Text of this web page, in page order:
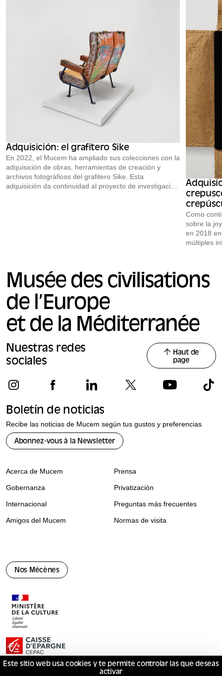
Adquisición: el grafitero Sike
En 2022, el Mucem ha ampliado sus colecciones con la
adquisición de obras, herramientas de creación y
archivos fotográficos del grafitero Sike. Esta
adquisición da continuidad al proyecto de investigación
Como
sobre la
en 2018
múltiples
Musée des civilisations
de l’Europe
et de la Méditerranée
Nuestras redes
sociales
Haut de
page
Boletín de noticias
Recibe las noticias de Mucem según tus gustos y preferencias
Abonnez-vous à la Newsletter
Nos Mécènes
Acerca de Mucem
Gobernanza
Internacional
Amigos del Mucem
Prensa
Privatización
Preguntas más frecuentes
Normas de visita
Este sitio web usa cookies y te permite controlar las que deseas
activar